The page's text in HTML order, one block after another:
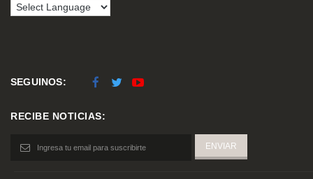
SEGUINOS:
RECIBE NOTICIAS: